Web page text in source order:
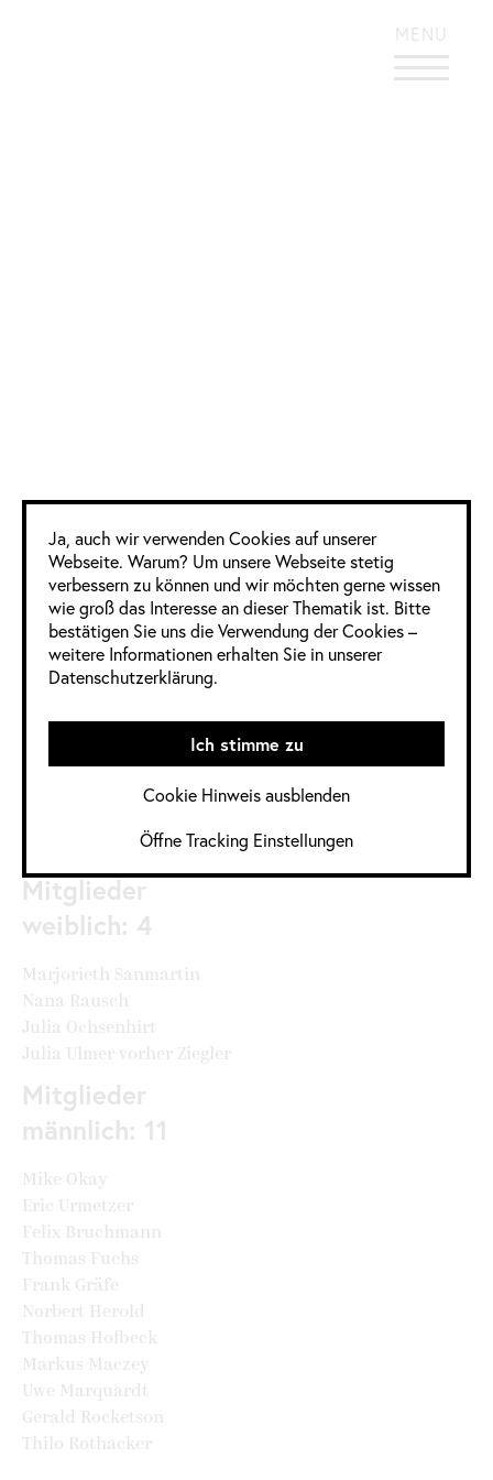
KONTRASTREICHES DESIGN
4 Frauen 11 Männer 0 Divers
Informationen
im Detail
Jahrgang:2020,2020 / 2021
Mitglieder
weiblich: 4
Marjorieth Sanmartin
Nana Rausch
Julia Ochsenhirt
Julia Ulmer vorher Ziegler
Mitglieder
männlich: 11
Mike Okay
Eric Urmetzer
Felix Bruchmann
Thomas Fuchs
Frank Gräfe
Norbert Herold
Thomas Hofbeck
Markus Maczey
Uwe Marquardt
Gerald Rocketson
Thilo Rothacker
Ja, auch wir verwenden Cookies auf unserer
Webseite. Warum? Um unsere Webseite stetig
verbessern zu können und wir möchten gerne wissen
wie groß das Interesse an dieser Thematik ist. Bitte
bestätigen Sie uns die Verwendung der Cookies –
weitere Informationen erhalten Sie in unserer
Datenschutzerklärung.
Ich stimme zu
Cookie Hinweis ausblenden
Öffne Tracking Einstellungen
MENU